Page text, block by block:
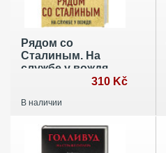
Рядом со
Сталиным. На
службе у вождя
310 Kč
В наличии